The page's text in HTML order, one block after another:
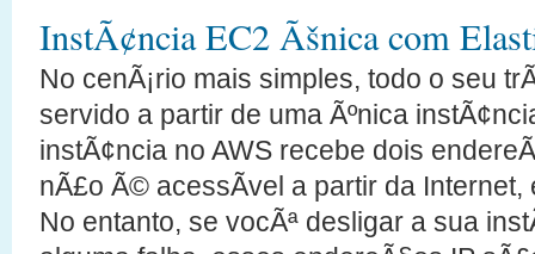
InstÃ¢ncia EC2 Ãšnica com
No cenÃ¡rio mais simples, todo o seu
servido a partir de uma Ãºnica
instÃ¢ncia no AWS recebe dois
nÃ£o Ã© acessÃ­vel a partir da Internet,
No entanto, se vocÃª desligar a sua